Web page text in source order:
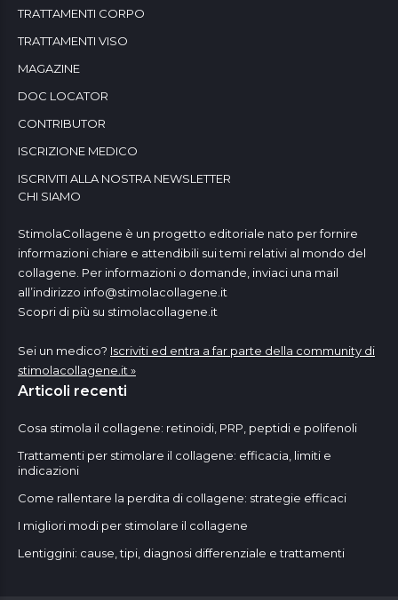
TRATTAMENTI CORPO
TRATTAMENTI VISO
MAGAZINE
DOC LOCATOR
CONTRIBUTOR
ISCRIZIONE MEDICO
ISCRIVITI ALLA NOSTRA NEWSLETTER
CHI SIAMO
StimolaCollagene è un progetto editoriale nato per fornire
informazioni chiare e attendibili sui temi relativi al mondo del
collagene. Per informazioni o domande, inviaci una mail
all’indirizzo info@stimolacollagene.it
Scopri di più su stimolacollagene.it
Sei un medico? Iscriviti ed entra a far parte della community di
stimolacollagene.it »
Articoli recenti
Cosa stimola il collagene: retinoidi, PRP, peptidi e polifenoli
Trattamenti per stimolare il collagene: efficacia, limiti e
indicazioni
Come rallentare la perdita di collagene: strategie efficaci
I migliori modi per stimolare il collagene
Lentiggini: cause, tipi, diagnosi differenziale e trattamenti